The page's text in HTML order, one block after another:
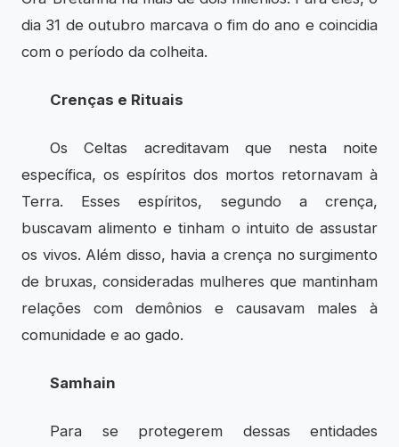
dia 31 de outubro marcava o fim do ano e coincidia
com o período da colheita.
Crenças e Rituais
Os Celtas acreditavam que nesta noite
específica, os espíritos dos mortos retornavam à
Terra. Esses espíritos, segundo a crença,
buscavam alimento e tinham o intuito de assustar
os vivos. Além disso, havia a crença no surgimento
de bruxas, consideradas mulheres que mantinham
relações com demônios e causavam males à
comunidade e ao gado.
Samhain
Para se protegerem dessas entidades